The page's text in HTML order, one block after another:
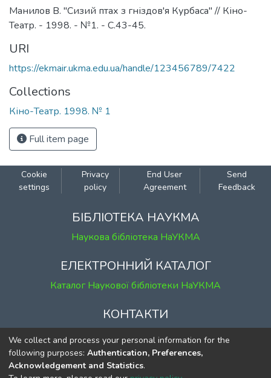
Манилов В. "Сизий птах з гніздов'я Курбаса" // Кіно-
Театр. - 1998. - №1. - С.43-45.
URI
https://ekmair.ukma.edu.ua/handle/123456789/7422
Collections
Кіно-Театр. 1998. № 1
Full item page
Cookie
settings
Privacy
policy
End User
Agreement
Send
Feedback
БІБЛІОТЕКА НАУКМА
Наукова бібліотека НаУКМА
ЕЛЕКТРОННИЙ КАТАЛОГ
Каталог Наукової бібліотеки НаУКМА
КОНТАКТИ
м. Київ, вул. Григорія Сковороди, 2
к. 1, к. 120
тел. (044) 463-69-31
We collect and process your personal information for the
following purposes: Authentication, Preferences,
Acknowledgement and Statistics.